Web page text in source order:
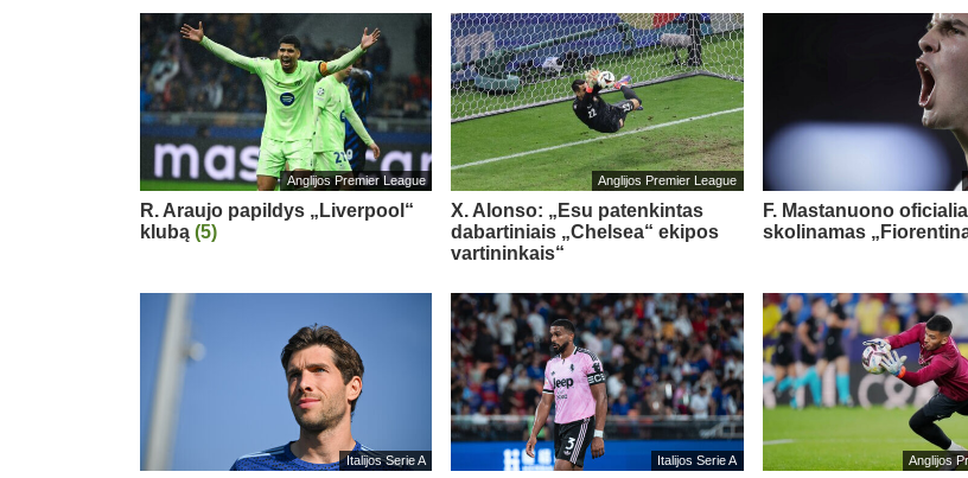
Anglijos Premier League
R. Araujo papildys „Liverpool“
klubą (5)
Anglijos Premier League
X. Alonso: „Esu patenkintas
dabartiniais „Chelsea“ ekipos
vartininkais“
F. Mastanuono
skolinamas
Italijos Serie A Italijos Serie A Anglijos